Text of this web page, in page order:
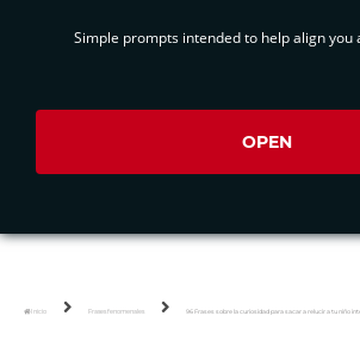
Simple prompts intended to help align you
OPEN
Inicio Frases fenomenales 96 Frases sobre la curiosidad para sacar a relucir a tu niño